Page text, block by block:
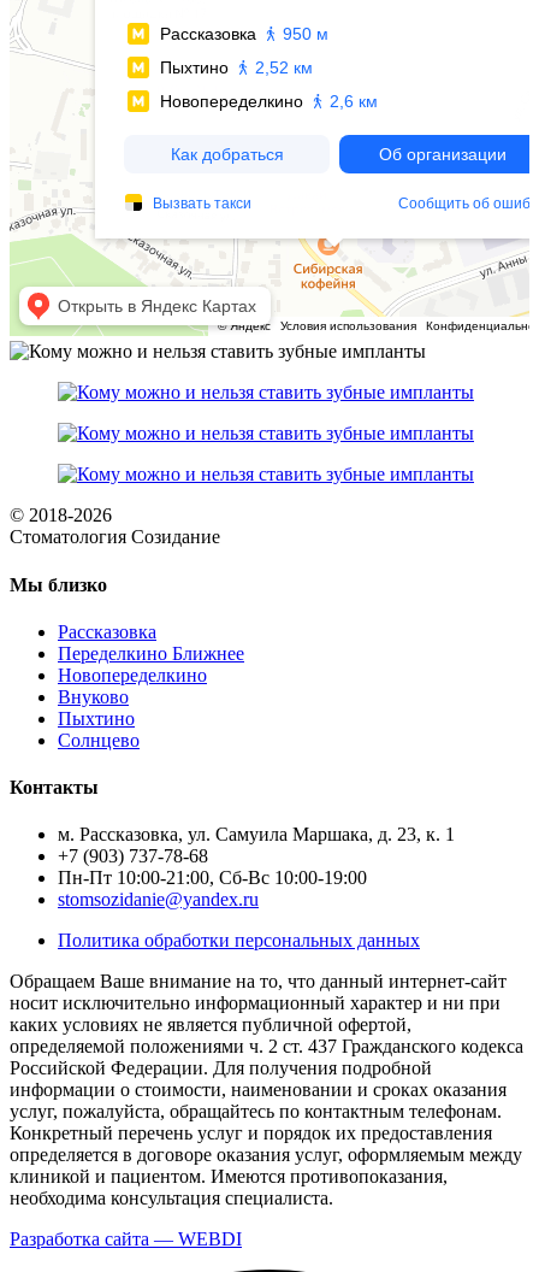
© 2018-2026
Стоматология Созидание
Мы близко
Рассказовка
Переделкино Ближнее
Новопеределкино
Внуково
Пыхтино
Солнцево
Контакты
м. Рассказовка, ул. Самуила Маршака, д. 23, к. 1
+7 (903) 737-78-68
Пн-Пт 10:00-21:00, Сб-Вс 10:00-19:00
stomsozidanie@yandex.ru
Политика обработки персональных данных
Обращаем Ваше внимание на то, что данный интернет-сайт
носит исключительно информационный характер и ни при
каких условиях не является публичной офертой,
определяемой положениями ч. 2 ст. 437 Гражданского кодекса
Российской Федерации. Для получения подробной
информации о стоимости, наименовании и сроках оказания
услуг, пожалуйста, обращайтесь по контактным телефонам.
Конкретный перечень услуг и порядок их предоставления
определяется в договоре оказания услуг, оформляемым между
клиникой и пациентом. Имеются противопоказания,
необходима консультация специалиста.
Разработка сайта — WEBDI